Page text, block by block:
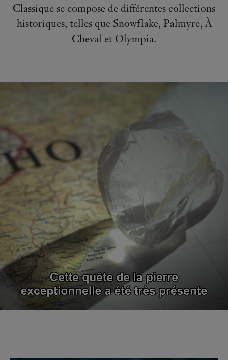
Classique se compose de différentes collections
historiques, telles que Snowflake, Palmyre, À
Cheval et Olympia.